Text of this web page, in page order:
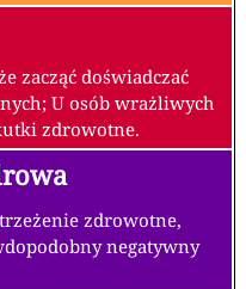
zacząć doświadczać
U osób wrażliwych
zdrowotne.
zdrowotne,
negatywny